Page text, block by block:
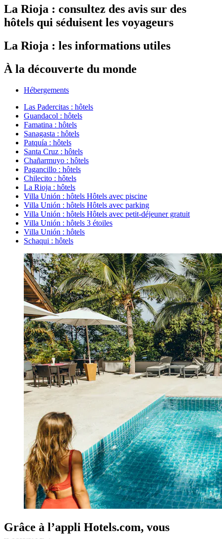
La Rioja : consultez des avis sur des
hôtels qui séduisent les voyageurs
La Rioja : les informations utiles
À la découverte du monde
Hébergements
Las Padercitas : hôtels
Guandacol : hôtels
Famatina : hôtels
Sanagasta : hôtels
Patquía : hôtels
Santa Cruz : hôtels
Chañarmuyo : hôtels
Pagancillo : hôtels
Chilecito : hôtels
La Rioja : hôtels
Villa Unión : hôtels Hôtels avec piscine
Villa Unión : hôtels Hôtels avec parking
Villa Unión : hôtels Hôtels avec petit-déjeuner gratuit
Villa Unión : hôtels 3 étoiles
Villa Unión : hôtels
Schaqui : hôtels
Grâce à l’appli Hotels.com, vous